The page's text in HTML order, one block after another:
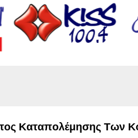
Καταπολέμησης Των